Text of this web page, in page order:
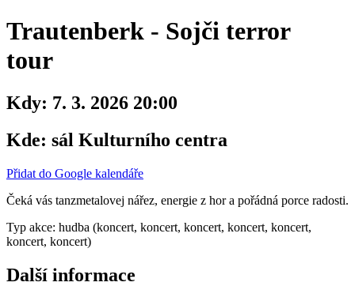
Trautenberk - Sojči terror
tour
Kdy: 7. 3. 2026 20:00
Kde: sál Kulturního centra
Přidat do Google kalendáře
Čeká vás tanzmetalovej nářez, energie z hor a pořádná porce radosti.
Typ akce: hudba (koncert, koncert, koncert, koncert, koncert,
koncert, koncert)
Další informace